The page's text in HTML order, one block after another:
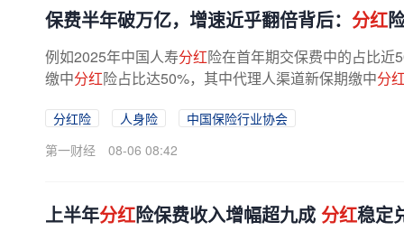
保费半年破万亿，增速近乎翻倍背后： 分红
例如2025年中国人寿分红险在首年期交保费中的占比近
缴中分红险占比达50%，其中代理人渠道新保期缴中分
分红险 人身险
中国保险行业协会
第一财经
08-06 08:42
上半年分红险保费收入增幅超九成 分红稳定